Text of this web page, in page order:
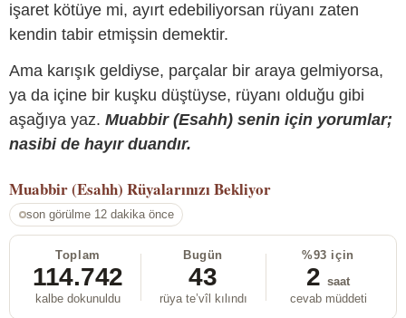
işaret kötüye mi, ayırt edebiliyorsan rüyanı zaten
kendin tabir etmişsin demektir.
Ama karışık geldiyse, parçalar bir araya gelmiyorsa,
ya da içine bir kuşku düştüyse, rüyanı olduğu gibi
aşağıya yaz. Muabbir (Esahh) senin için yorumlar;
nasibi de hayır duandır.
Muabbir (Esahh) Rüyalarınızı Bekliyor
son görülme 12 dakika önce
Toplam
114.742
kalbe dokunuldu
Bugün
43
rüya te’vîl kılındı
%93 için
2 saat
cevab müddeti